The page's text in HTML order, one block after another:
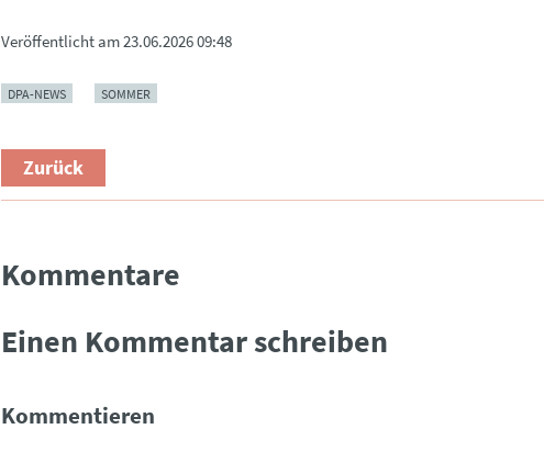
Veröffentlicht am23.06.2026 09:48
DPA-NEWS SOMMER
Zurück
Kommentare
Einen Kommentar schreiben
Kommentieren